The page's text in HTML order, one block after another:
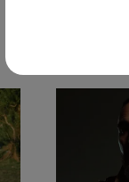
TOURNÉE